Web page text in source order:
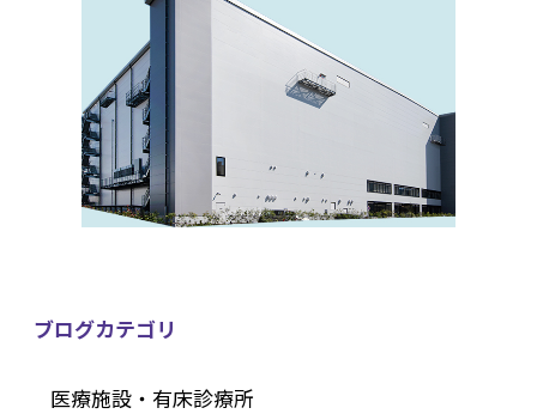
ブログカテゴリ
医療施設・有床診療所